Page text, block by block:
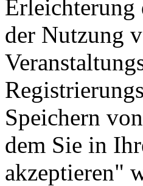
Erleichterung
der Nutzung
Speichern
dem Sie in
akzeptieren"